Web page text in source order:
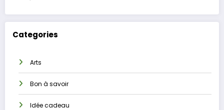
Categories
Arts
Bon à savoir
Idée cadeau